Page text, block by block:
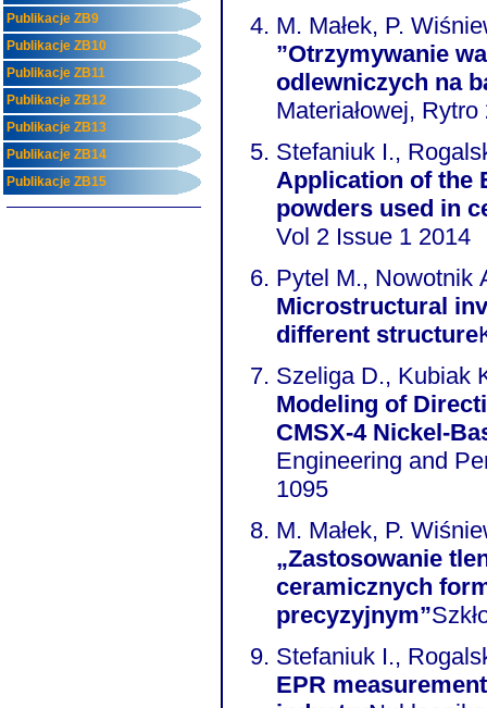
Publikacje ZB9
Publikacje ZB10
Publikacje ZB11
Publikacje ZB12
Publikacje ZB13
Publikacje ZB14
Publikacje ZB15
M. Małek, P.
”Otrzymywanie
odlewniczych na
Materiałowej, Rytro
Stefaniuk I.,
Application of the
Vol 2 Issue 1 2014
Pytel M., Nowotnik
Microstructural
different structure
Szeliga D., Kubiak
Modeling of
CMSX-4 Nickel-
Engineering and
1095
M. Małek, P.
„Zastosowanie
ceramicznych
precyzyjnym”
Stefaniuk I.,
EPR